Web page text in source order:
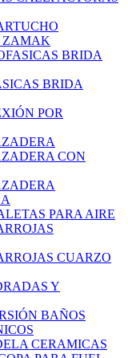
ZAMAK
BRIDA
BRIDA
POR
CON
PARA AIRE
CUARZO
Y
BAÑOS
CERAMICAS